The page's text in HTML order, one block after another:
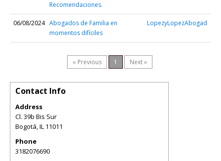
Recomendaciones.
06/08/2024 Abogados de Familia en
momentos difíciles
LopezyLopezAbogad
« Previous 1 Next »
Contact Info
Address
Cl. 39b Bis Sur
Bogotá,IL 11011
Phone
3182076690